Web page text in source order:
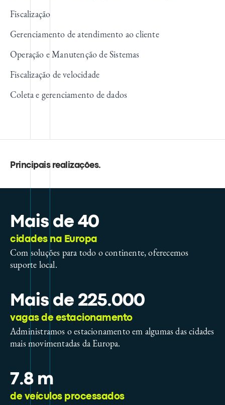
Fiscalização
Gerenciamento de atendimento ao cliente
Operação e Manutenção de Sistemas
Fiscalização de velocidade
Coleta e gerenciamento de dados
Principais realizações.
Mais de 40
cidades na Europa
Com soluções para todo o continente, oferecemos
suporte local.
Mais de 225.000
vagas de estacionamento
Administramos o estacionamento em algumas das cidades
mais movimentadas da Europa.
7.8 m
de veículos processados